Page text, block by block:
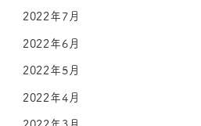
2022年7月
2022年6月
2022年5月
2022年4月